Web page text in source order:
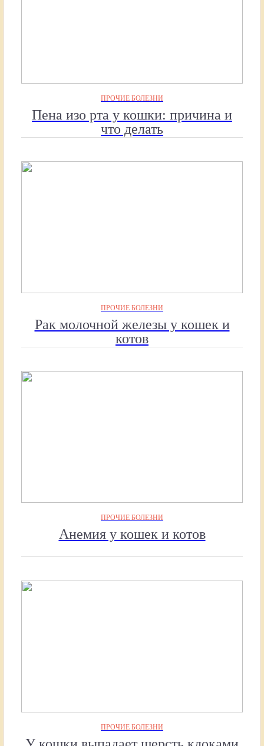
ПРОЧИЕ БОЛЕЗНИ
Пена изо рта у кошки: причина и
что делать
ПРОЧИЕ БОЛЕЗНИ
Рак молочной железы у кошек и
котов
ПРОЧИЕ БОЛЕЗНИ
Анемия у кошек и котов
ПРОЧИЕ БОЛЕЗНИ